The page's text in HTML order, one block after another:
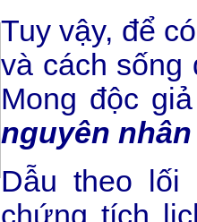
Tuy vậy, để
và cách sống
Mong độc
nguyên
Dẫu theo lối
chứng tích